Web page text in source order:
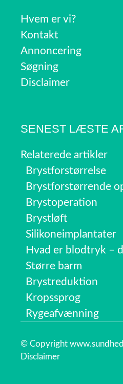
Hvem er vi?
Kontakt
Annoncering
Søgning
Disclaimer
SENEST LÆSTE
Relaterede artikler
Brystforstørrelse
Brystforstørrende
Brystoperation
Brystløft
Silikoneimplantater
Hvad er blodtryk –
Større barm
Brystreduktion
Kropssprog
Rygeafvænning
© Copyright
Disclaimer